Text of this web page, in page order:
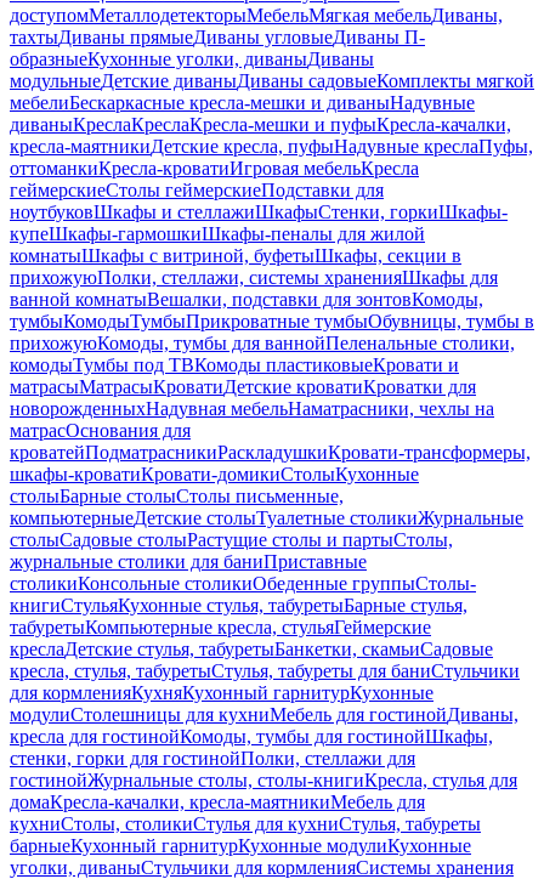
доступомМеталлодетекторыМебельМягкая мебельДиваны,
тахтыДиваны прямыеДиваны угловыеДиваны П-
образныеКухонные уголки, диваныДиваны
модульныеДетские диваныДиваны садовыеКомплекты мягкой
мебелиБескаркасные кресла-мешки и диваныНадувные
диваныКреслаКреслаКресла-мешки и пуфыКресла-качалки,
кресла-маятникиДетские кресла, пуфыНадувные креслаПуфы,
оттоманкиКресла-кроватиИгровая мебельКресла
геймерскиеСтолы геймерскиеПодставки для
ноутбуковШкафы и стеллажиШкафыСтенки, горкиШкафы-
купеШкафы-гармошкиШкафы-пеналы для жилой
комнатыШкафы с витриной, буфетыШкафы, секции в
прихожуюПолки, стеллажи, системы храненияШкафы для
ванной комнатыВешалки, подставки для зонтовКомоды,
тумбыКомодыТумбыПрикроватные тумбыОбувницы, тумбы в
прихожуюКомоды, тумбы для ваннойПеленальные столики,
комодыТумбы под ТВКомоды пластиковыеКровати и
матрасыМатрасыКроватиДетские кроватиКроватки для
новорожденныхНадувная мебельНаматрасники, чехлы на
матрасОснования для
кроватейПодматрасникиРаскладушкиКровати-трансформеры,
шкафы-кроватиКровати-домикиСтолыКухонные
столыБарные столыСтолы письменные,
компьютерныеДетские столыТуалетные столикиЖурнальные
столыСадовые столыРастущие столы и партыСтолы,
журнальные столики для баниПриставные
столикиКонсольные столикиОбеденные группыСтолы-
книгиСтульяКухонные стулья, табуретыБарные стулья,
табуретыКомпьютерные кресла, стульяГеймерские
креслаДетские стулья, табуретыБанкетки, скамьиСадовые
кресла, стулья, табуретыСтулья, табуреты для баниСтульчики
для кормленияКухняКухонный гарнитурКухонные
модулиСтолешницы для кухниМебель для гостинойДиваны,
кресла для гостинойКомоды, тумбы для гостинойШкафы,
стенки, горки для гостинойПолки, стеллажи для
гостинойЖурнальные столы, столы-книгиКресла, стулья для
домаКресла-качалки, кресла-маятникиМебель для
кухниСтолы, столикиСтулья для кухниСтулья, табуреты
барныеКухонный гарнитурКухонные модулиКухонные
уголки, диваныСтульчики для кормленияСистемы хранения